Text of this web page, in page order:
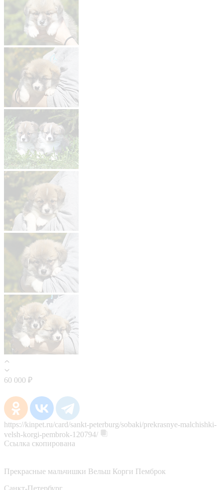
60 000 ₽
https://kinpet.ru/card/sankt-peterburg/sobaki/prekrasnye-malchishki-
velsh-korgi-pembrok-120794/
Ссылка скопирована
Прекрасные мальчишки Вельш Корги Пемброк
Санкт-Петербург